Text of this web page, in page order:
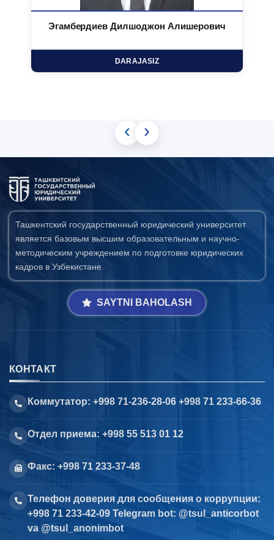
Эгамбердиев Дилшоджон Алишерович
DARAJASIZ
‹ ›
Ташкентский государственный юридический университет
является базовым высшим образовательным и научно-
методическим учреждением по подготовке юридических
кадров в Узбекистане.
SAYTNI BAHOLASH
КОНТАКТ
Коммутатор: +998 71-236-28-06 +998 71 233-66-36
Отдел приема: +998 55 513 01 12
Факс: +998 71 233-37-48
Телефон доверия для сообщения о коррупции:
+998 71 233-42-09 Telegram bot: @tsul_anticorbot
va @tsul_anonimbot